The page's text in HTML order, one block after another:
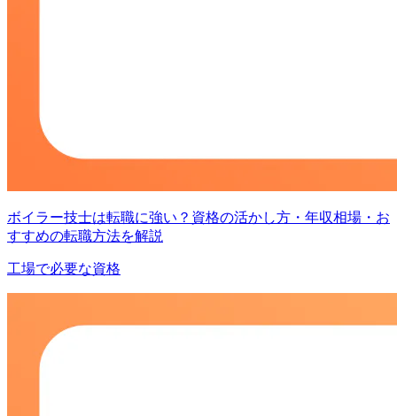
ボイラー技士は転職に強い？資格の活かし方・年収相場・お
すすめの転職方法を解説
工場で必要な資格